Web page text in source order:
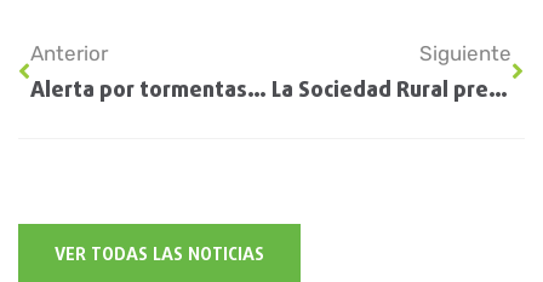
Anterior
Alerta por tormentas fuertes y lluvias en Córdoba, Buenos Aires y La Pampa
Siguiente
La Sociedad Rural presentó una propuesta a Massa para bajar las retenciones a la mitad
VER TODAS LAS NOTICIAS